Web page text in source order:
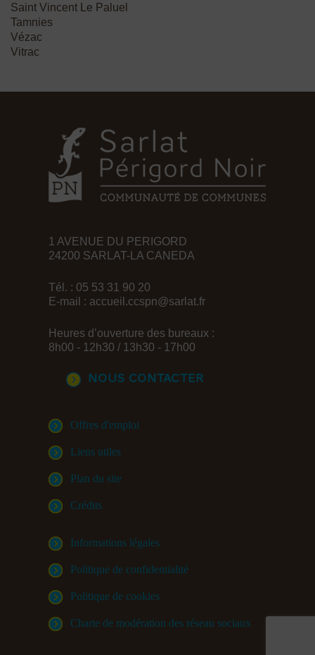
Saint Vincent Le Paluel
Tamnies
Vézac
Vitrac
1 AVENUE DU PERIGORD
24200 SARLAT-LA CANEDA
Tél. : 05 53 31 90 20
E-mail : accueil.ccspn@sarlat.fr
Heures d’ouverture des bureaux :
8h00 - 12h30 / 13h30 - 17h00
Nous contacter
Offres d'emploi
Liens utiles
Plan du site
Crédits
Informations légales
Politique de confidentialité
Politique de cookies
Charte de modération des réseau sociaux